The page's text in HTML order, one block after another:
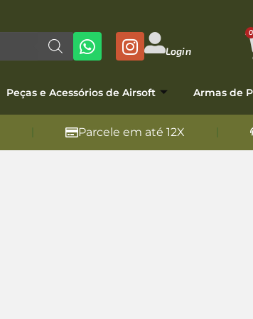
Login
0
Peças e Acessórios de Airsoft Armas de
Parcele em até 12X